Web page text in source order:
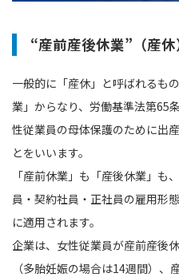
“産前産後休業”（産
一般的に「産休」と呼ばれるも
業」からなり、労働基準法第65
性従業員の母体保護のために出
とをいいます。
「産前休業」も「産後休業」も
員・契約社員・正社員の雇用形
に適用されます。
企業は、女性従業員が産前産後
（多胎妊娠の場合は14週間）